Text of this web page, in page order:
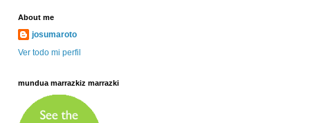
About me
josumaroto
Ver todo mi perfil
mundua marrazkiz marrazki